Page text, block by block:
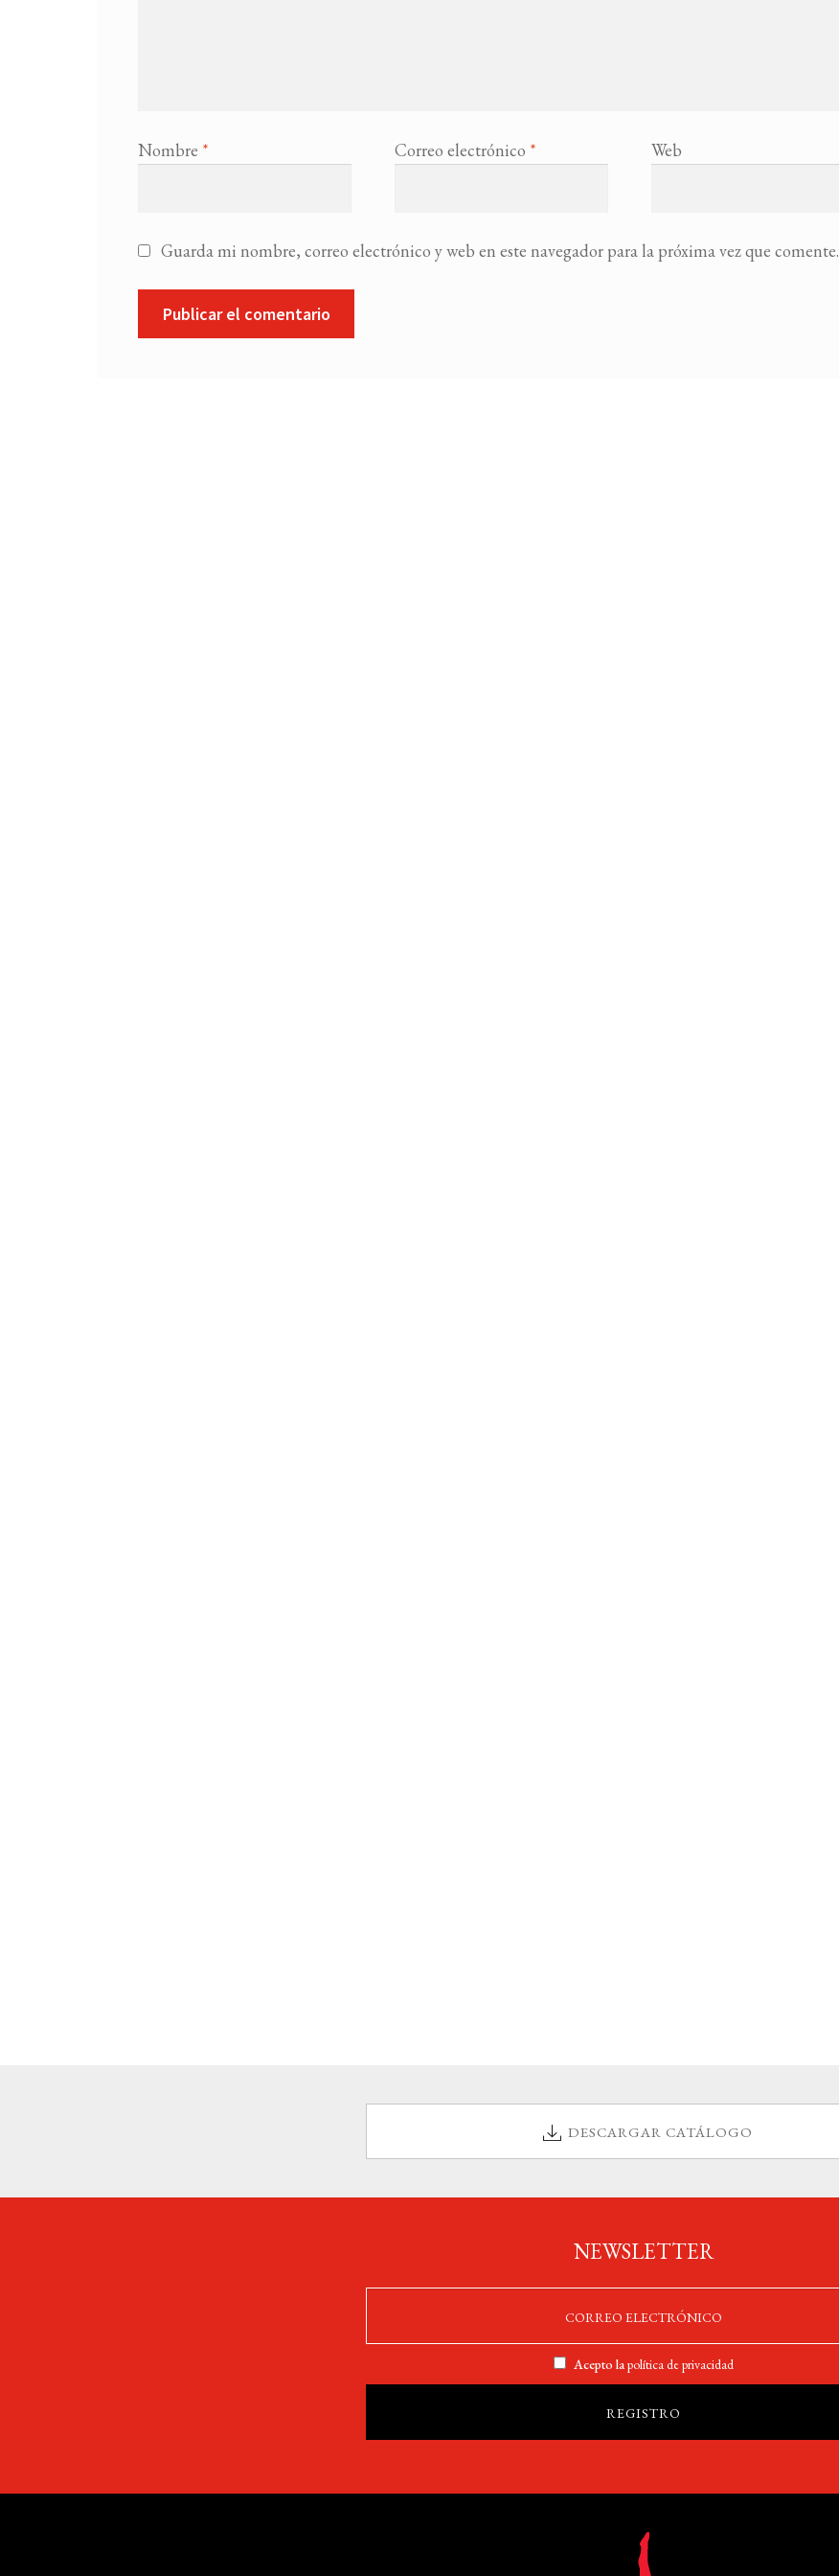
Nombre * Correo electrónico * Web
Guarda mi nombre, correo electrónico y web en este navegador para la próxima vez que comente.
DESCARGAR CATÁLOGO
NEWSLETTER
Acepto lapolítica de privacidad